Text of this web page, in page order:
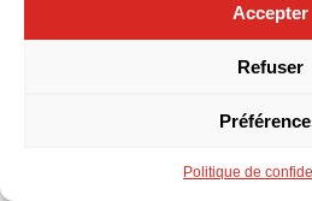
Accepter
Refuser
Politique de